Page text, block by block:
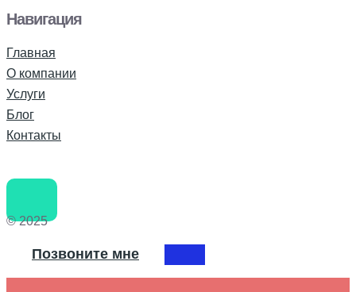
Навигация
Главная
О компании
Услуги
Блог
Контакты
© 2025
Позвоните мне